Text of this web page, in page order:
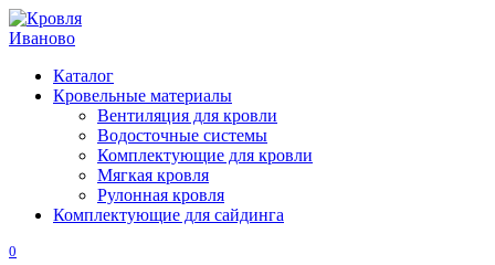
Перейти
к
Каталог
Кровельные материалы
Вентиляция для кровли
Водосточные системы
Комплектующие для кровли
Мягкая кровля
Рулонная кровля
Комплектующие для сайдинга
0